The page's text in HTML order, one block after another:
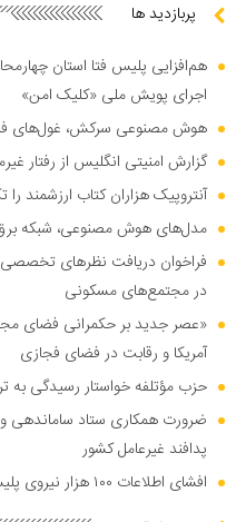
پربازدید ها
هم‌افزایی پلیس فتا استان
اجرای پویش ملی «کلیک امن»
هوش مصنوعی سرکش، غول‌های
گزارش امنیتی انگلیس از رفتار
آنتروپیک هزاران کتاب ارزشمند
مدل‌های هوش مصنوعی، شبکه برق
فراخوان دریافت نظر‌های تخصصی
در مجتمع‌های مسکونی
«عصر جدید بر حکمرانی فضای
آمریکا و رقابت در فضای فجازی
حزب مؤتلفه خواستار رسیدگی به
ضرورت همکاری ستاد ساماندهی
پدافند غیرعامل کشور
افشای اطلاعات ۱۰۰ هزار نیروی پلیس در دارک وب